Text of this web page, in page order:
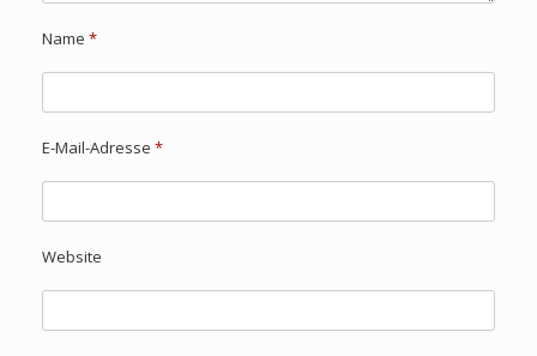
Name *
E-Mail-Adresse *
Website